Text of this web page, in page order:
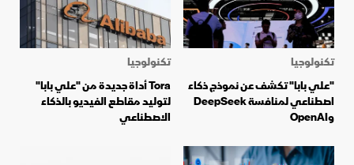
تكنولوجيا
"علي بابا" تكشف عن نموذج ذكاء
اصطناعي لمنافسة DeepSeek
وOpenAI
تكنولوجيا
Tora أداة جديدة من "علي بابا"
لتوليد مقاطع الفيديو بالذكاء
الاصطناعي